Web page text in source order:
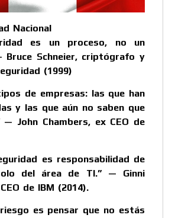
Nacional
es un proceso, no un
Bruce Schneier, criptógrafo y
(1999)
de empresas: las que han
y las que aún no saben que
— John Chambers, ex CEO de
es responsabilidad de
del área de TI.” — Ginni
de IBM (2014).
es pensar que no estás